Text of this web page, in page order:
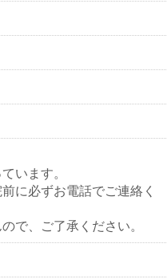
います。
に必ずお電話でご連絡く
で、ご了承ください。